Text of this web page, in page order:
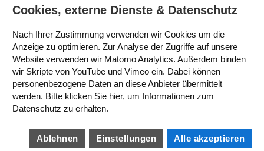
Lina Oppermann, Deutschland
PROGRAMM IN MÜNCHEN 2018
SITEMAP
IMPRESSUM
BARRIEREFREIHEIT
COOKIE EINSTELLUNGEN
Cookies, externe Dienste & Datenschutz
Nach Ihrer Zustimmung verwenden wir Cookies um die
Anzeige zu optimieren. Zur Analyse der Zugriffe auf unsere
Website verwenden wir Matomo Analytics. Außerdem binden
wir Skripte von YouTube und Vimeo ein. Dabei können
personenbezogene Daten an diese Anbieter übermittelt
werden. Bitte klicken Sie hier, um Informationen zum
Datenschutz zu erhalten.
Ablehnen Einstellungen Alle akzeptieren